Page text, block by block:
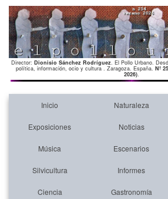
Director: Dionisio Sánchez Rodríguez. El Pollo Urbano.
política, información, ocio y cultura . Zaragoza. España. Nº
2026).
Inicio Naturaleza
Exposiciones Noticias
Música Escenarios
Silvicultura Informes
Ciencia Gastronomía